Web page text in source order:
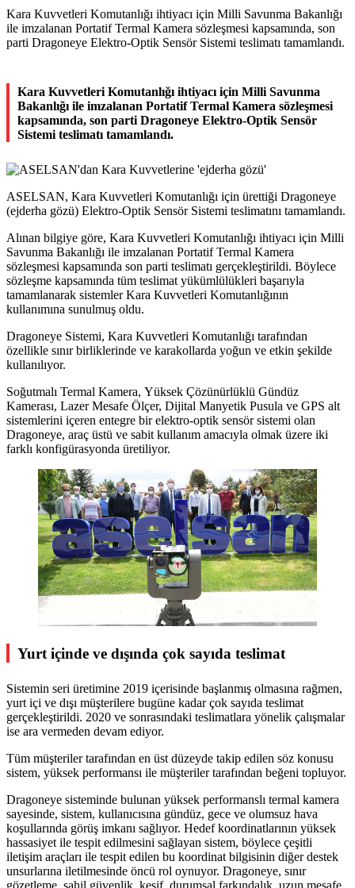
Kara Kuvvetleri Komutanlığı ihtiyacı için Milli Savunma Bakanlığı
ile imzalanan Portatif Termal Kamera sözleşmesi kapsamında, son
parti Dragoneye Elektro-Optik Sensör Sistemi teslimatı tamamlandı.
Kara Kuvvetleri Komutanlığı ihtiyacı için Milli Savunma
Bakanlığı ile imzalanan Portatif Termal Kamera sözleşmesi
kapsamında, son parti Dragoneye Elektro-Optik Sensör
Sistemi teslimatı tamamlandı.
ASELSAN, Kara Kuvvetleri Komutanlığı için ürettiği Dragoneye
(ejderha gözü) Elektro-Optik Sensör Sistemi teslimatını tamamlandı.
Alınan bilgiye göre, Kara Kuvvetleri Komutanlığı ihtiyacı için Milli
Savunma Bakanlığı ile imzalanan Portatif Termal Kamera
sözleşmesi kapsamında son parti teslimatı gerçekleştirildi. Böylece
sözleşme kapsamında tüm teslimat yükümlülükleri başarıyla
tamamlanarak sistemler Kara Kuvvetleri Komutanlığının
kullanımına sunulmuş oldu.
Dragoneye Sistemi, Kara Kuvvetleri Komutanlığı tarafından
özellikle sınır birliklerinde ve karakollarda yoğun ve etkin şekilde
kullanılıyor.
Soğutmalı Termal Kamera, Yüksek Çözünürlüklü Gündüz
Kamerası, Lazer Mesafe Ölçer, Dijital Manyetik Pusula ve GPS alt
sistemlerini içeren entegre bir elektro-optik sensör sistemi olan
Dragoneye, araç üstü ve sabit kullanım amacıyla olmak üzere iki
farklı konfigürasyonda üretiliyor.
Yurt içinde ve dışında çok sayıda teslimat
Sistemin seri üretimine 2019 içerisinde başlanmış olmasına rağmen,
yurt içi ve dışı müşterilere bugüne kadar çok sayıda teslimat
gerçekleştirildi. 2020 ve sonrasındaki teslimatlara yönelik çalışmalar
ise ara vermeden devam ediyor.
Tüm müşteriler tarafından en üst düzeyde takip edilen söz konusu
sistem, yüksek performansı ile müşteriler tarafından beğeni topluyor.
Dragoneye sisteminde bulunan yüksek performanslı termal kamera
sayesinde, sistem, kullanıcısına gündüz, gece ve olumsuz hava
koşullarında görüş imkanı sağlıyor. Hedef koordinatlarının yüksek
hassasiyet ile tespit edilmesini sağlayan sistem, böylece çeşitli
iletişim araçları ile tespit edilen bu koordinat bilgisinin diğer destek
unsurlarına iletilmesinde öncü rol oynuyor. Dragoneye, sınır
gözetleme, sahil güvenlik, keşif, durumsal farkındalık, uzun mesafe